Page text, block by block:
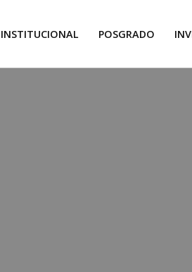
INSTITUCIONAL POSGRADO